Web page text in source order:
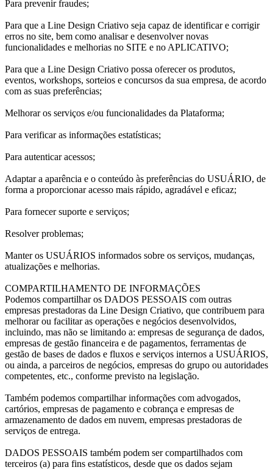
Para prevenir fraudes;
Para que a Line Design Criativo seja capaz de identificar e corrigir
erros no site, bem como analisar e desenvolver novas
funcionalidades e melhorias no SITE e no APLICATIVO;
Para que a Line Design Criativo possa oferecer os produtos,
eventos, workshops, sorteios e concursos da sua empresa, de acordo
com as suas preferências;
Melhorar os serviços e/ou funcionalidades da Plataforma;
Para verificar as informações estatísticas;
Para autenticar acessos;
Adaptar a aparência e o conteúdo às preferências do USUÁRIO, de
forma a proporcionar acesso mais rápido, agradável e eficaz;
Para fornecer suporte e serviços;
Resolver problemas;
Manter os USUÁRIOS informados sobre os serviços, mudanças,
atualizações e melhorias.
COMPARTILHAMENTO DE INFORMAÇÕES
Podemos compartilhar os DADOS PESSOAIS com outras
empresas prestadoras da Line Design Criativo, que contribuem para
melhorar ou facilitar as operações e negócios desenvolvidos,
incluindo, mas não se limitando a: empresas de segurança de dados,
empresas de gestão financeira e de pagamentos, ferramentas de
gestão de bases de dados e fluxos e serviços internos a USUÁRIOS,
ou ainda, a parceiros de negócios, empresas do grupo ou autoridades
competentes, etc., conforme previsto na legislação.
Também podemos compartilhar informações com advogados,
cartórios, empresas de pagamento e cobrança e empresas de
armazenamento de dados em nuvem, empresas prestadoras de
serviços de entrega.
DADOS PESSOAIS também podem ser compartilhados com
terceiros (a) para fins estatísticos, desde que os dados sejam